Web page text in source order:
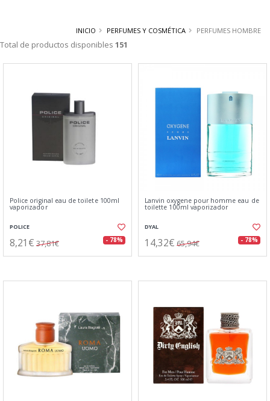
INICIO PERFUMES Y COSMÉTICA PERFUMES HOMBRE
Total de productos disponibles 151
Police original eau de toilete 100ml
vaporizador
POLICE
8,21€ 37,81€ - 78%
Lanvin oxygene pour homme eau de
toilette 100ml vaporizador
DYAL
14,32€ 65,94€ - 78%